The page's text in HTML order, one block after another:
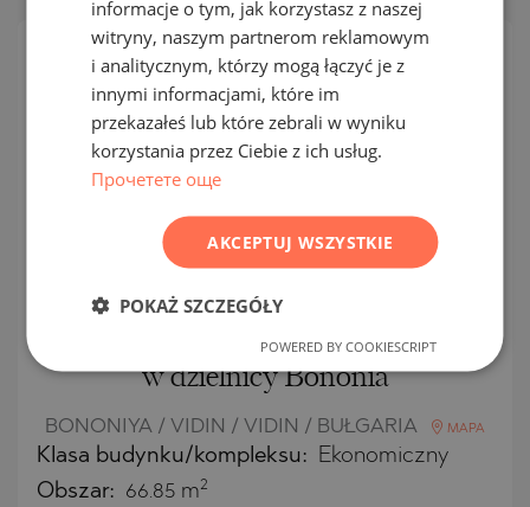
OFERTA
JEDNOSTKOWA
EKSKLUZYWNY
Słoneczne mieszkanie
jednopokojowe, nowe budownictwo,
w dzielnicy Bononia
BONONIYA / VIDIN / VIDIN / BUŁGARIA MAPA
Klasa budynku/kompleksu: Ekonomiczny
Obszar: 66.85 m2
GERMAN
FRENCH
ROMANIAN
informacje o tym, jak korzystasz z naszej
witryny, naszym partnerom reklamowym
i analitycznym, którzy mogą łączyć je z
innymi informacjami, które im
przekazałeś lub które zebrali w wyniku
korzystania przez Ciebie z ich usług.
Прочетете още
AKCEPTUJ WSZYSTKIE
POKAŻ SZCZEGÓŁY
POWERED BY COOKIESCRIPT